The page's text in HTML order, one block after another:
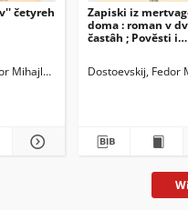
četyreh
Mihajlovič (1821-1881)
Zapiski iz
doma : roman v
častâh ; Pověsti i
Dostoevskij, Fedor